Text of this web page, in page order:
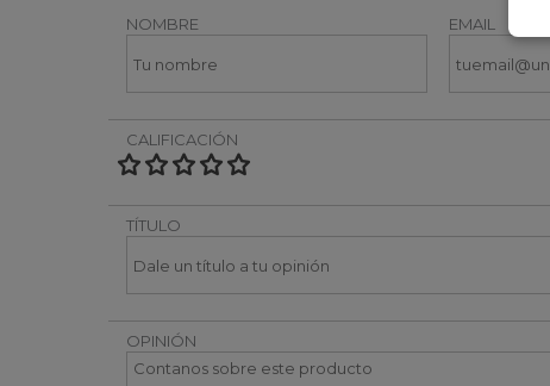
NOMBRE EMAIL
CALIFICACIÓN
TÍTULO
OPINIÓN